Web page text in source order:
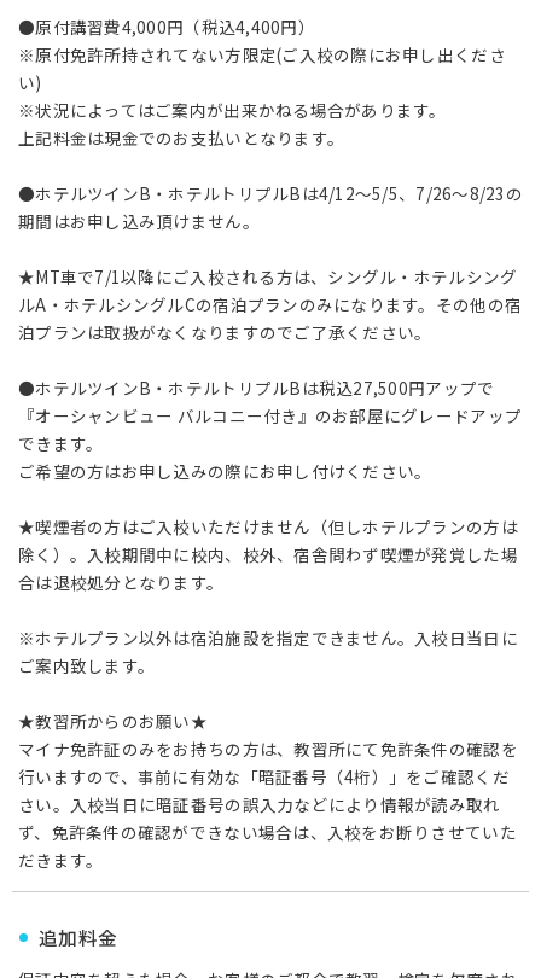
●原付講習費4,000円（税込4,400円）
※原付免許所持されてない方限定(ご入校の際にお申し出くださ
い)
※状況によってはご案内が出来かねる場合があります。
上記料金は現金でのお支払いとなります。
●ホテルツインB・ホテルトリプルBは4/12～5/5、7/26～8/23の
期間はお申し込み頂けません。
★MT車で7/1以降にご入校される方は、シングル・ホテルシング
ルA・ホテルシングルCの宿泊プランのみになります。その他の宿
泊プランは取扱がなくなりますのでご了承ください。
●ホテルツインB・ホテルトリプルBは税込27,500円アップで
『オーシャンビュー バルコニー付き』のお部屋にグレードアップ
できます。
ご希望の方はお申し込みの際にお申し付けください。
★喫煙者の方はご入校いただけません（但しホテルプランの方は
除く）。入校期間中に校内、校外、宿舎問わず喫煙が発覚した場
合は退校処分となります。
※ホテルプラン以外は宿泊施設を指定できません。入校日当日に
ご案内致します。
★教習所からのお願い★
マイナ免許証のみをお持ちの方は、教習所にて免許条件の確認を
行いますので、事前に有効な「暗証番号（4桁）」をご確認くだ
さい。入校当日に暗証番号の誤入力などにより情報が読み取れ
ず、免許条件の確認ができない場合は、入校をお断りさせていた
だきます。
追加料金